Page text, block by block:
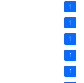
1
1
1
1
1